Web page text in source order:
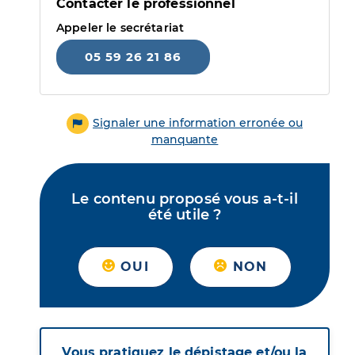
Contacter le professionnel
Appeler le secrétariat
05 59 26 21 86
Signaler une information erronée ou
manquante
Le contenu proposé vous a-t-il
été utile ?
OUI NON